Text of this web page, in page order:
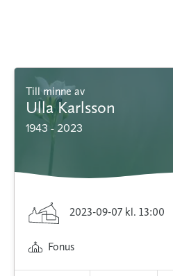
Till minne av
Ulla Karlsson
1943 - 2023
2023-09-07 kl. 13:00
Fonus